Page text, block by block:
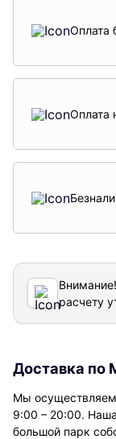
Оплата
Оплата
расчету
Доставка по
Мы осуществляем
9:00 – 20:00.
большой парк